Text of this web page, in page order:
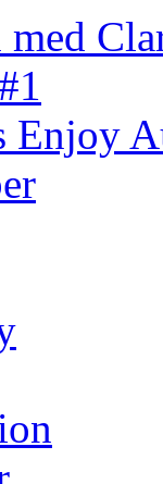
med
Enjoy